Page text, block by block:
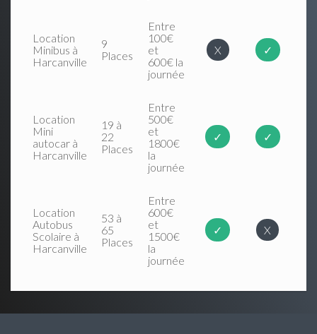
Location
Minibus à
Harcanville
9
Places
Entre
100€
et
600€ la
journée
X ✓
Location
Mini
autocar à
Harcanville
19 à
22
Places
Entre
500€
et
1800€
la
journée
✓ ✓
Location
Autobus
Scolaire à
Harcanville
53 à
65
Places
Entre
600€
et
1500€
la
journée
✓ X